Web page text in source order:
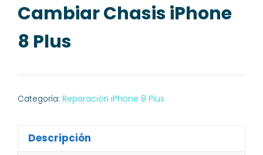
Cambiar Chasis iPhone
8 Plus
Categoría: Reparación iPhone 8 Plus
Descripción